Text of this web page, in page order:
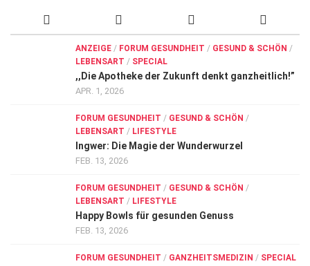
ANZEIGE / FORUM GESUNDHEIT / GESUND & SCHÖN /
LEBENSART / SPECIAL
,,Die Apotheke der Zukunft denkt ganzheitlich!”
APR. 1, 2026
FORUM GESUNDHEIT / GESUND & SCHÖN /
LEBENSART / LIFESTYLE
Ingwer: Die Magie der Wunderwurzel
FEB. 13, 2026
FORUM GESUNDHEIT / GESUND & SCHÖN /
LEBENSART / LIFESTYLE
Happy Bowls für gesunden Genuss
FEB. 13, 2026
FORUM GESUNDHEIT / GANZHEITSMEDIZIN / SPECIAL